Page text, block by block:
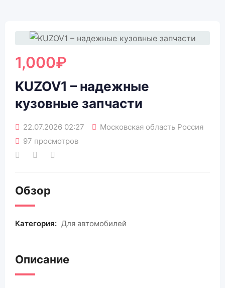
1,000₽
KUZOV1 – надежные
кузовные запчасти
22.07.2026 02:27
Московская область Россия
97 просмотров
Обзор
Категория: Для автомобилей
Описание